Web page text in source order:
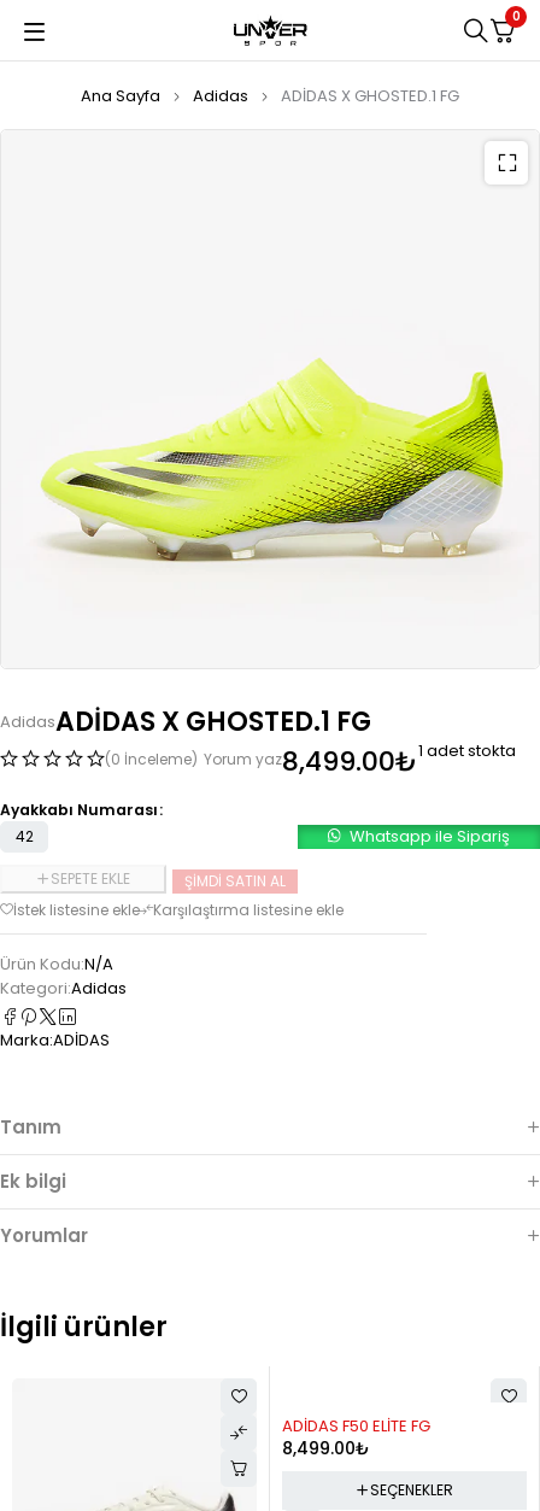
0
Ana Sayfa Adidas ADİDAS X GHOSTED.1 FG
AdidasADİDAS X GHOSTED.1 FG
(0 İnceleme) Yorum yaz8,499.00₺1 adet stokta
Ayakkabı Numarası
42
SEPETE EKLE ŞIMDI SATIN AL
Whatsapp ile Sipariş
Ürün Kodu:N/A
Kategori:Adidas
Marka:ADİDAS
Tanım
Ek bilgi
Yorumlar
İlgili ürünler
ADİDAS F50 ELİTE FG
8,499.00₺
SEÇENEKLER